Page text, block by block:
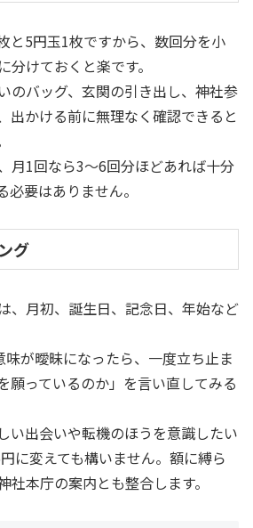
と5円玉1枚ですから、数回分を小
分けておくと楽です。
のバッグ、玄関の引き出し、神社参
出かける前に無理なく確認できると
月1回なら3〜6回分ほどあれば十分
要はありません。
グ
、月初、誕生日、記念日、年始など
が曖昧になったら、一度立ち止ま
願っているのか」を言い直してみる
い出会いや転機のほうを意識したい
に変えても構いません。額に縛ら
社本庁の案内とも整合します。